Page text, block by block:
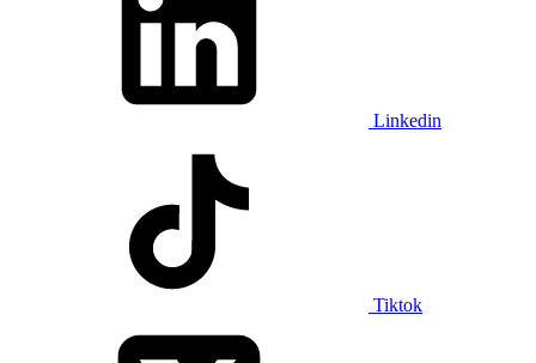
Linkedin
Tiktok